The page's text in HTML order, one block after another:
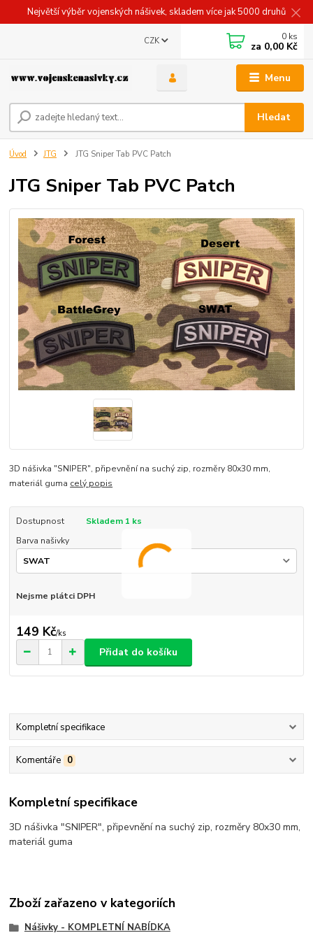
Největší výběr vojenských nášivek, skladem více jak 5000 druhů
Menu
CZK
Hledat
0 ks
za 0,00 Kč
Úvod JTG JTG Sniper Tab PVC Patch
JTG Sniper Tab PVC Patch
3D nášivka "SNIPER", připevnění na suchý zip, rozměry 80x30 mm,
materiál guma celý popis
Dostupnost
Skladem 1 ks
Barva našivky
Nejsme plátci DPH
149 Kč/ks
Přidat do košíku
Kompletní specifikace
Komentáře 0
Kompletní specifikace
3D nášivka "SNIPER", připevnění na suchý zip, rozměry 80x30 mm,
materiál guma
Zboží zařazeno v kategoriích
Nášivky - KOMPLETNÍ NABÍDKA